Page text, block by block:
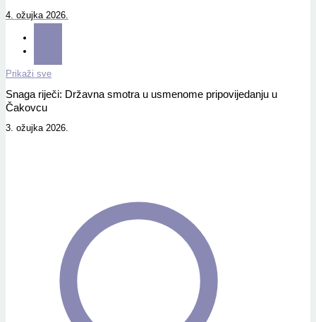
4. ožujka 2026.
Prikaži sve
Snaga riječi: Državna smotra u usmenome pripovijedanju u
Čakovcu
3. ožujka 2026.